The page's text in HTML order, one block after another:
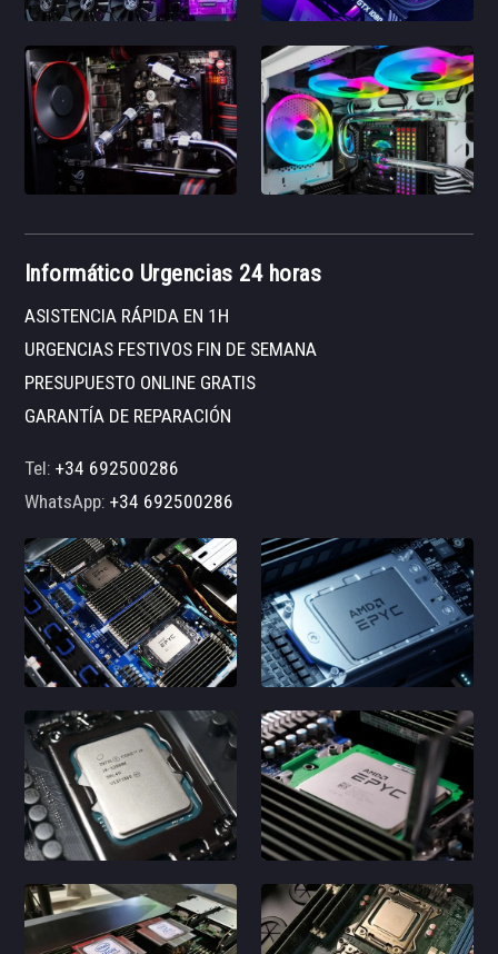
Informático Urgencias 24 horas
ASISTENCIA RÁPIDA EN 1H
URGENCIAS FESTIVOS FIN DE SEMANA
PRESUPUESTO ONLINE GRATIS
GARANTÍA DE REPARACIÓN
Tel:+34 692500286
WhatsApp:+34 692500286